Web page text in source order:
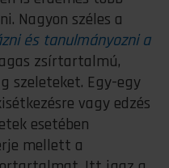
Nagyon széles a
és tanulmányozni a
zsírtartalmú,
szeleteket. Egy-egy
vagy edzés
esetében
mellett a